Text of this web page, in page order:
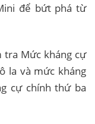
để bứt phá từ
tra Mức kháng cự
la và mức kháng
cự chính thứ ba